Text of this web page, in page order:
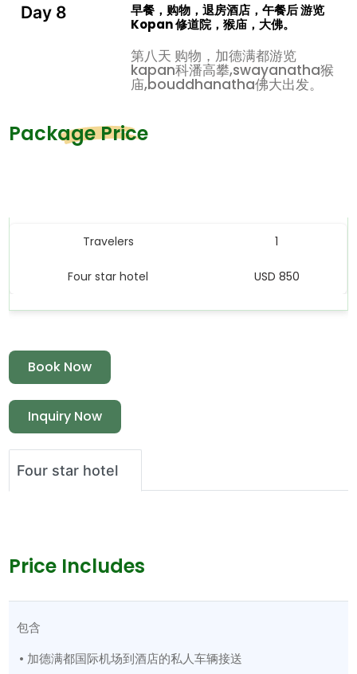
位于尼泊尔加德满都郊区博达哈大佛附近的一座藏传佛教寺
院。 它是格鲁派佛法中心国际网络大乘传统保护基金会
(FPMT) 的成员，并曾作为其总部。
Day 8
早餐，购物，退房酒店，午餐后 游览
Kopan 修道院，猴庙，大佛。
第八天 购物，加德满都游览
kapan科潘高攀,swayanatha猴
庙,bouddhanatha佛大出发。
Package Price
Travelers 1
Four star hotel USD 850
Book Now
Inquiry Now
Four star hotel
Price Includes
包含
• 加德满都国际机场到酒店的私人车辆接送